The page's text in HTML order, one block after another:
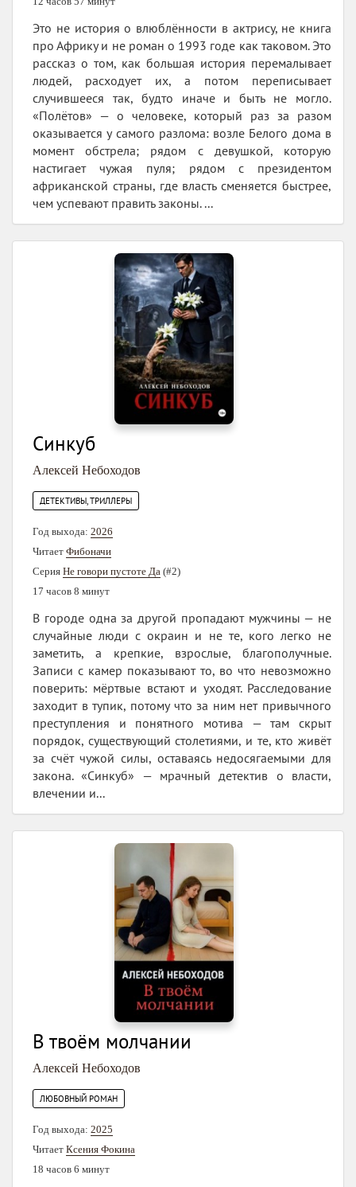
Это не история о влюблённости в актрису, не книга
про Африку и не роман о 1993 годе как таковом. Это
рассказ о том, как большая история перемалывает
людей, расходует их, а потом переписывает
случившееся так, будто иначе и быть не могло.
«Полётов» — о человеке, который раз за разом
оказывается у самого разлома: возле Белого дома в
момент обстрела; рядом с девушкой, которую
настигает чужая пуля; рядом с президентом
африканской страны, где власть сменяется быстрее,
чем успевают править законы. ...
Синкуб
Алексей Небоходов
ДЕТЕКТИВЫ, ТРИЛЛЕРЫ
Год выхода: 2026
Читает Фибоначи
Серия Не говори пустоте Да (#2)
17 часов 8 минут
В городе одна за другой пропадают мужчины — не
случайные люди с окраин и не те, кого легко не
заметить, а крепкие, взрослые, благополучные.
Записи с камер показывают то, во что невозможно
поверить: мёртвые встают и уходят. Расследование
заходит в тупик, потому что за ним нет привычного
преступления и понятного мотива — там скрыт
порядок, существующий столетиями, и те, кто живёт
за счёт чужой силы, оставаясь недосягаемыми для
закона. «Синкуб» — мрачный детектив о власти,
влечении и...
В твоём молчании
Алексей Небоходов
ЛЮБОВНЫЙ РОМАН
Год выхода: 2025
Читает Ксения Фокина
18 часов 6 минут